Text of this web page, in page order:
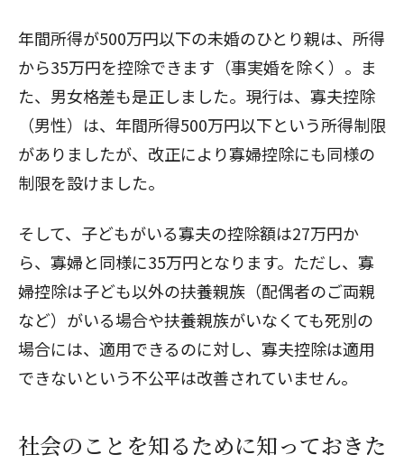
年間所得が500万円以下の未婚のひとり親は、所得
から35万円を控除できます（事実婚を除く）。ま
た、男女格差も是正しました。現行は、寡夫控除
（男性）は、年間所得500万円以下という所得制限
がありましたが、改正により寡婦控除にも同様の
制限を設けました。
そして、子どもがいる寡夫の控除額は27万円か
ら、寡婦と同様に35万円となります。ただし、寡
婦控除は子ども以外の扶養親族（配偶者のご両親
など）がいる場合や扶養親族がいなくても死別の
場合には、適用できるのに対し、寡夫控除は適用
できないという不公平は改善されていません。
社会のことを知るために知っておきた